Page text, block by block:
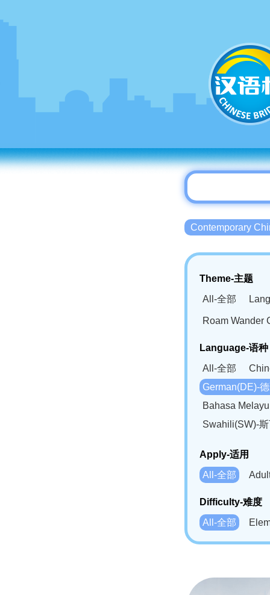
Contemporary
Theme-主题
All-全部
Roam Wander
Language-语种
All-全部
German(DE)-
Bahasa
Swahili(SW)-
Apply-适用
All-全部
Difficulty-难度
All-全部